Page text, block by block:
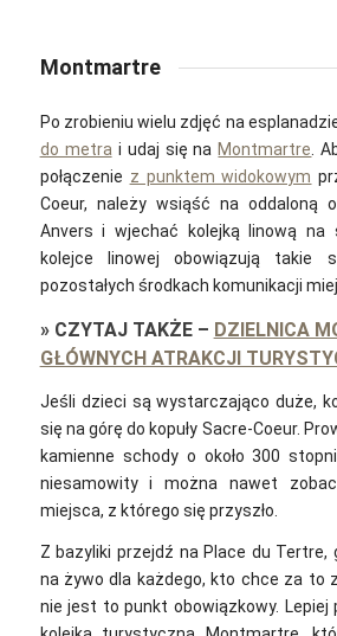
Montmartre
Po zrobieniu wielu zdjęć na
do metra i udaj się na Montmartre .
połączenie z punktem widokowym
Coeur, należy wsiąść na oddaloną
Anvers i wjechać kolejką linową na
kolejce linowej obowiązują takie
pozostałych środkach komunikacji
» CZYTAJ TAKŻE– DZIELNICA
GŁÓWNYCH ATRAKCJI
Jeśli dzieci są wystarczająco duże,
się na górę do kopuły Sacre-Coeur.
kamienne schody o około 300
niesamowity i można nawet
miejsca, z którego się przyszło.
Z bazyliki przejdź na Place du Tertre,
na żywo dla każdego, kto chce za to
nie jest to punkt obowiązkowy. Lepiej